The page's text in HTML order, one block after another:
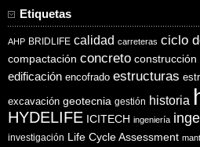
Etiquetas
AHP BRIDLIFE calidad carreteras ciclo
compactación concreto construcción
edificación encofrado estructuras
excavación geotecnia gestión historia
HYDELIFE ICITECH ingeniería
investigación Life Cycle Assessment